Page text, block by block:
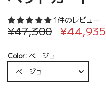
1件のレビュー
¥47,300 ¥44,935
Color: ベージュ